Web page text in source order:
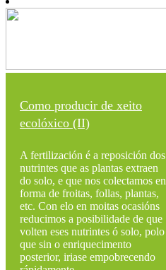
Como producir de xeito
ecolóxico (II)
A fertilización é a reposición dos
nutrintes que as plantas extraen
do solo, e que nos colectamos en
forma de froitas, follas, plantas,
etc. Con elo en moitas ocasións
reducimos a posibilidade de que
volten eses nutrintes ó solo, polo
que sin o enriquecimento
posterior, iriase empobrecendo